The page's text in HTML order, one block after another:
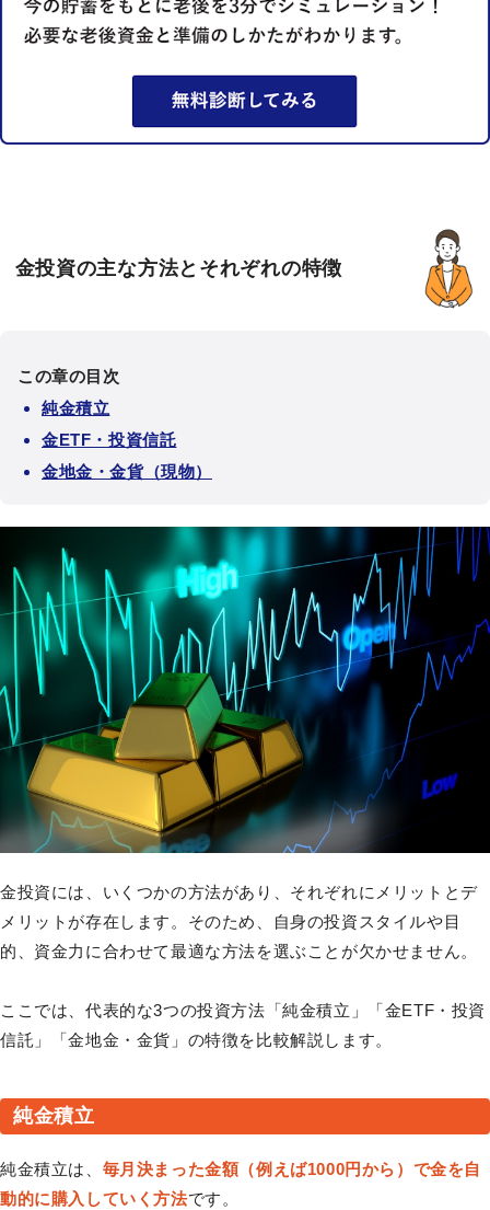
金投資の主な方法とそれぞれの特徴
この章の目次
純金積立
金ETF・投資信託
金地金・金貨（現物）
金投資には、いくつかの方法があり、それぞれにメリットとデ
メリットが存在します。そのため、自身の投資スタイルや目
的、資金力に合わせて最適な方法を選ぶことが欠かせません。
ここでは、代表的な3つの投資方法「純金積立」「金ETF・投資
信託」「金地金・金貨」の特徴を比較解説します。
純金積立
純金積立は、 毎月決まった金額（例えば1000円から）で金を自
動的に購入していく方法です。